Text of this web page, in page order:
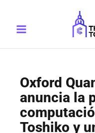
contenido
Menu
Oxford
anuncia la
Toshiko y